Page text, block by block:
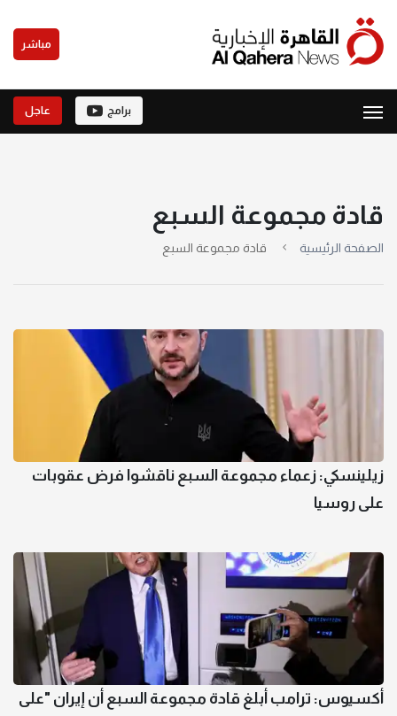
مباشر
برامج عاجل
قادة مجموعة السبع
الصفحة الرئيسية قادة مجموعة السبع
زيلينسكي: زعماء مجموعة السبع ناقشوا فرض عقوبات
على روسيا
أكسيوس: ترامب أبلغ قادة مجموعة السبع أن إيران "على